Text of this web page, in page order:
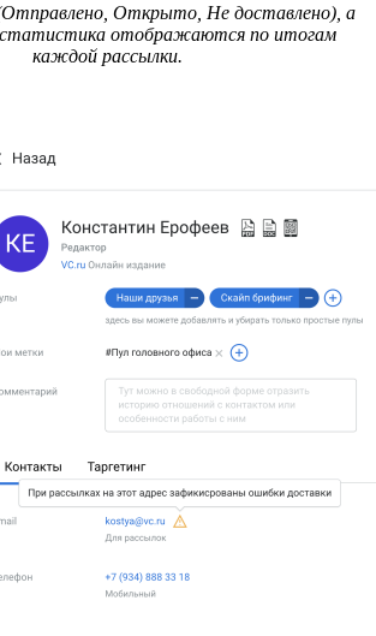
Открыто, Не доставлено), а
отображаются по итогам
каждой рассылки.